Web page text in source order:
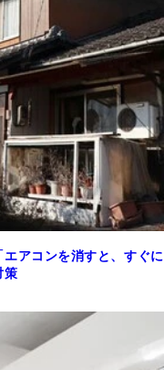
アコンを消すと、すぐに
策